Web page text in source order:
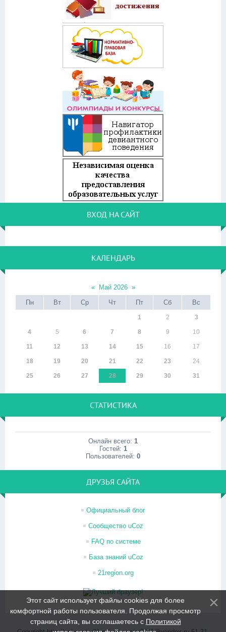
ВХОД НА САЙТ
КАЛЕНДАРЬ
« Май 2026 »
Пн
Вт Ср Чт Пт Сб Вс
1 2 3
4 5 6 7 8 9 10
11 12 13 14 15 16 17
18 19 20 21 22 23 24
25 26 27 28 29 30 31
СТАТИСТИКА
Онлайн всего: 1
Гостей: 1
Пользователей: 0
ДРУЗЬЯ САЙТА
Официальный блог
Сообщество uCoz
FAQ по системе
База знаний uCoz
21region.org
Этот сайт использует файлы cookies для более
комфортной работы пользователя. Продолжая просмотр
страниц сайта, вы соглашаетесь с Политикой